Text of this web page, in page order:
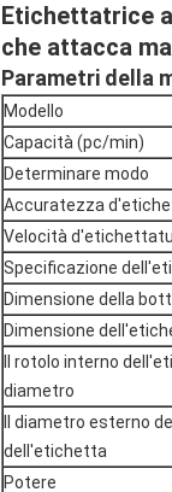
Etichettatrice
che attacca
Parametri della
Modello
Capacità (pc/min)
Determinare modo
Accuratezza
Velocità
Specificazione
Dimensione della
Dimensione
Il rotolo interno
diametro
Il diametro esterno
dell'etichetta
Potere